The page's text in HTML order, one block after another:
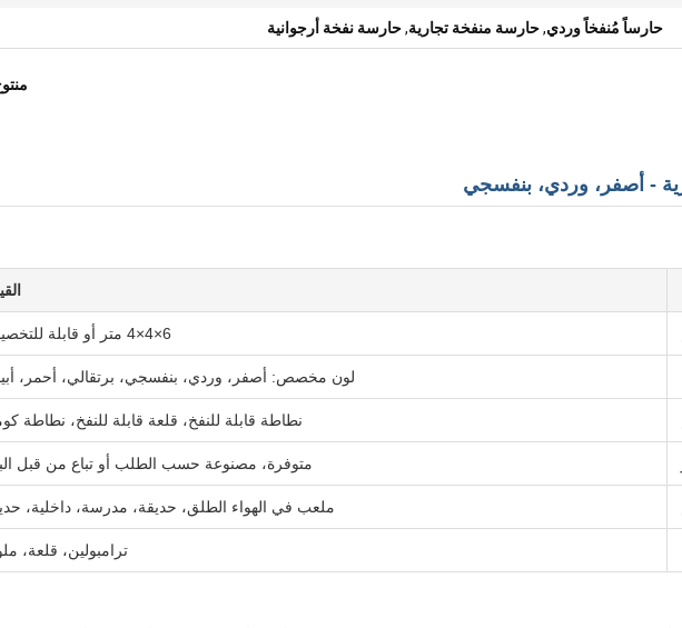
حارساً مُنفخاً وردي,حارسة منفخة تجارية,حارسة نفخة أرجوانية
- أصفر، وردي، بنفسجي
6×4×4 متر أو قابلة للتخصيص
لون مخصص: أصفر، وردي، بنفسجي، برتقالي، أحمر،
نطاطة قابلة للنفخ، قلعة قابلة للنفخ، نطاطة
متوفرة، مصنوعة حسب الطلب أو تباع من قبل
ملعب في الهواء الطلق، حديقة، مدرسة، داخلية،
ترامبولين، قلعة،